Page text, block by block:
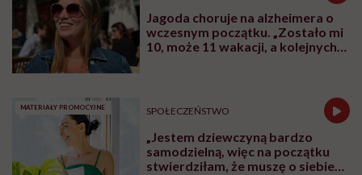
Jagoda choruje na alzheimera o
wczesnym początku. „Zostało mi
10, może 11 wakacji, a kolejnych
MATERIAŁY PROMOCYJNE SPOŁECZEŃSTWO
„Jestem dziewczyną bardzo
samodzielną, więc na początku
stwierdziłam, że muszę o siebie